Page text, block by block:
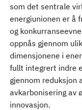
som det sentrale
energiunionen er å
og
oppnås gjennom
dimensjonene i
fullt integrert indre
gjennom reduksjon
avkarbonisering av
innovasjon.